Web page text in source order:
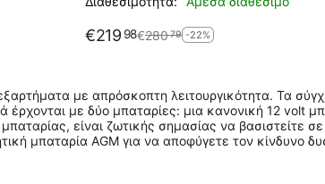
με απρόσκοπτη λειτουργικότητα. Τα
με δύο μπαταρίες: μια κανονική 12 volt
είναι ζωτικής σημασίας να βασιστείτε
μπαταρία AGM για να αποφύγετε τον κίνδυνο
€219 98€28079 -22%